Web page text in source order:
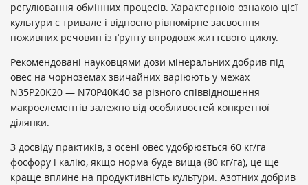
регулювання обмінних процесів. Характерною ознакою цієї
культури є тривале і відносно рівномірне засвоєння
поживних речовин із ґрунту впродовж життєвого циклу.
Рекомендовані науковцями дози мінеральних добрив під
овес на чорноземах звичайних варіюють у межах
N35P20K20 — N70P40K40 за різного співвідношення
макроелементів залежно від особливостей конкретної
ділянки.
З досвіду практиків, з осені овес удобрюється 60 кг/га
фосфору і калію, якщо норма буде вища (80 кг/га), це ще
краще вплине на продуктивність культури. Азотних добрив